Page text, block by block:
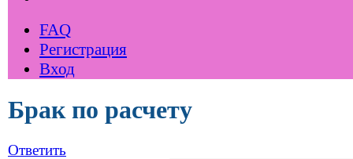
FAQ
Регистрация
Вход
Брак по расчету
Ответить